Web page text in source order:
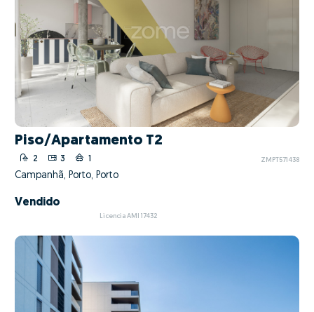
Piso/Apartamento T2
2 3 ZMPT571438
Campanhã, Porto, Porto
Vendido
Licencia AMI 17432